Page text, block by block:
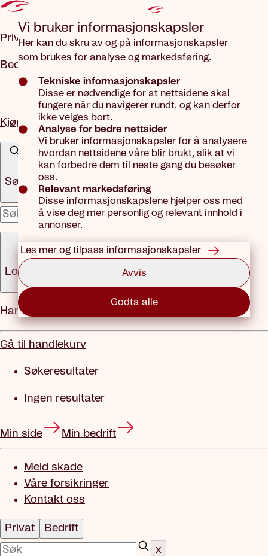
Vi bruker informasjons­kapsler
Her kan du skru av og på informasjonskapsler
som brukes for analyse og markedsføring.
Tekniske informasjonskapsler
Disse er nødvendige for at nettsidene skal
fungere når du navigerer rundt, og kan derfor
ikke velges bort.
Analyse for bedre nettsider
Vi bruker informasjonskapsler for å analysere
hvordan nettsidene våre blir brukt, slik at vi
kan forbedre dem til neste gang du besøker
oss.
Relevant markedsføring
Disse informasjonskapslene hjelper oss med
å vise deg mer personlig og relevant innhold i
annonser.
Les mer og tilpass informasjonskapsler
Avvis
Godta alle
Privat
Bedrift
Kjøp forsikring
Søk
x
Logg inn
Meny
Handlekurv
Gå til handlekurv
Søkeresultater
Ingen resultater
Min side Min bedrift
Meld skade
Våre forsikringer
Kontakt oss
Privat
Bedrift
x